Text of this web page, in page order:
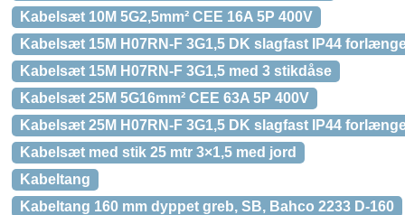
Kabelsæt 10M 5G2,5mm² CEE 16A 5P 400V
Kabelsæt 15M H07RN-F 3G1,5 DK slagfast IP44
Kabelsæt 15M H07RN-F 3G1,5 med 3 stikdåse
Kabelsæt 25M 5G16mm² CEE 63A 5P 400V
Kabelsæt 25M H07RN-F 3G1,5 DK slagfast IP44
Kabelsæt med stik 25 mtr 3×1,5 med jord
Kabeltang
Kabeltang 160 mm dyppet greb, SB, Bahco 2233 D-160